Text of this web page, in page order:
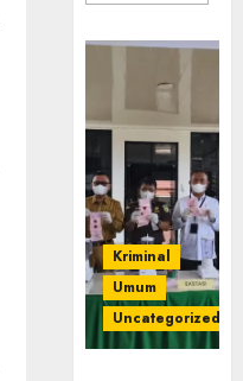
Kriminal
Umum
Uncategorized